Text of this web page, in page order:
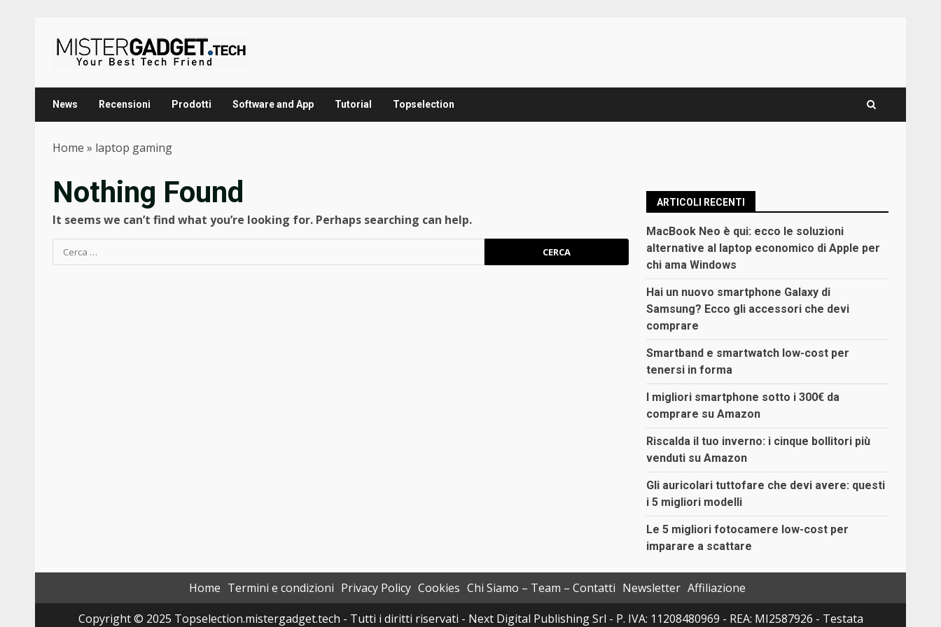
content
News Recensioni Prodotti Software and App Tutorial Topselection
Home » laptop gaming
Nothing Found
It seems we can’t find what you’re looking for. Perhaps searching can help.
Ricerca
per:
ARTICOLI RECENTI
MacBook Neo è qui: ecco le soluzioni
alternative al laptop economico di Apple per
chi ama Windows
Hai un nuovo smartphone Galaxy di
Samsung? Ecco gli accessori che devi
comprare
Smartband e smartwatch low-cost per
tenersi in forma
I migliori smartphone sotto i 300€ da
comprare su Amazon
Riscalda il tuo inverno: i cinque bollitori più
venduti su Amazon
Gli auricolari tuttofare che devi avere: questi
i 5 migliori modelli
Le 5 migliori fotocamere low-cost per
imparare a scattare
Home Termini e condizioni Privacy Policy Cookies Chi Siamo – Team – Contatti Newsletter Affiliazione
Copyright © 2025 Topselection.mistergadget.tech - Tutti i diritti riservati - Next Digital Publishing Srl - P. IVA: 11208480969 - REA: MI2587926 - Testata